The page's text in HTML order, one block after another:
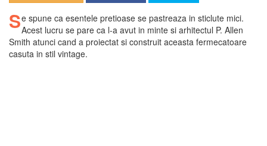
Se spune ca esentele pretioase se pastreaza in sticlute mici.
Acest lucru se pare ca l-a avut in minte si arhitectul P. Allen
Smith atunci cand a proiectat si construit aceasta fermecatoare
casuta in stil vintage.